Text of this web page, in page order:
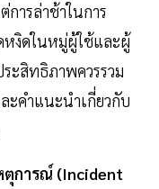
ารล่าช้าในการ
หงิดในหมู่ผู้ใช้และผู้
ะสิทธิภาพควรรวม
ะคำแนะนำเกี่ยวกับ
ตุการณ์ (Incident